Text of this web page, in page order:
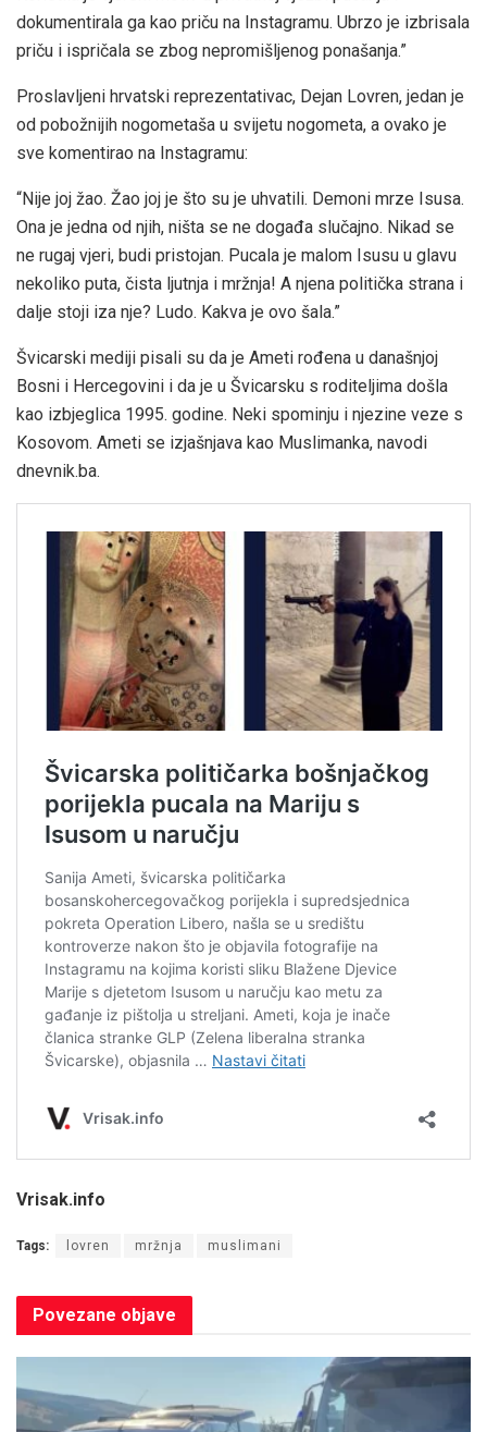
dokumentirala ga kao priču na Instagramu. Ubrzo je izbrisala
priču i ispričala se zbog nepromišljenog ponašanja.”
Proslavljeni hrvatski reprezentativac, Dejan Lovren, jedan je
od pobožnijih nogometaša u svijetu nogometa, a ovako je
sve komentirao na Instagramu:
“Nije joj žao. Žao joj je što su je uhvatili. Demoni mrze Isusa.
Ona je jedna od njih, ništa se ne događa slučajno. Nikad se
ne rugaj vjeri, budi pristojan. Pucala je malom Isusu u glavu
nekoliko puta, čista ljutnja i mržnja! A njena politička strana i
dalje stoji iza nje? Ludo. Kakva je ovo šala.”
Švicarski mediji pisali su da je Ameti rođena u današnjoj
Bosni i Hercegovini i da je u Švicarsku s roditeljima došla
kao izbjeglica 1995. godine. Neki spominju i njezine veze s
Kosovom. Ameti se izjašnjava kao Muslimanka, navodi
dnevnik.ba.
Vrisak.info
Tags: lovren mržnja muslimani
Povezane objave